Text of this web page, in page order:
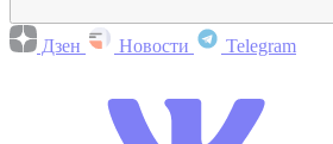
Дзен Новости Telegram